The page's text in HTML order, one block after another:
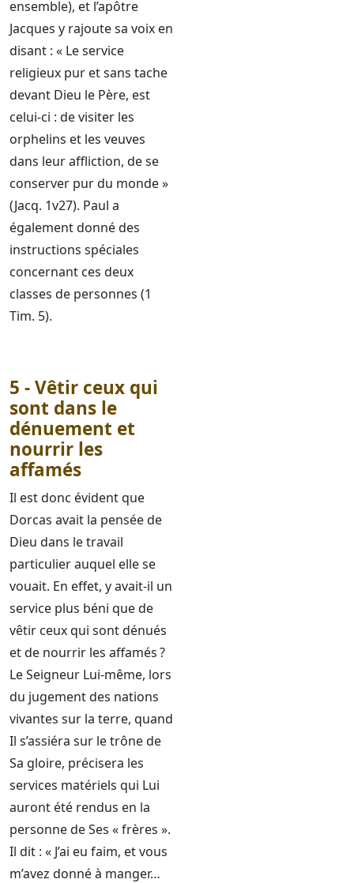
ensemble), et l’apôtre
Jacques y rajoute sa voix en
disant : « Le service
religieux pur et sans tache
devant Dieu le Père, est
celui-ci : de visiter les
orphelins et les veuves
dans leur affliction, de se
conserver pur du monde »
(Jacq. 1v27). Paul a
également donné des
instructions spéciales
concernant ces deux
classes de personnes (1
Tim. 5).
5 - Vêtir ceux qui
sont dans le
dénuement et
nourrir les
affamés
Il est donc évident que
Dorcas avait la pensée de
Dieu dans le travail
particulier auquel elle se
vouait. En effet, y avait-il un
service plus béni que de
vêtir ceux qui sont dénués
et de nourrir les affamés ?
Le Seigneur Lui-même, lors
du jugement des nations
vivantes sur la terre, quand
Il s’assiéra sur le trône de
Sa gloire, précisera les
services matériels qui Lui
auront été rendus en la
personne de Ses « frères ».
Il dit : « J’ai eu faim, et vous
m’avez donné à manger…